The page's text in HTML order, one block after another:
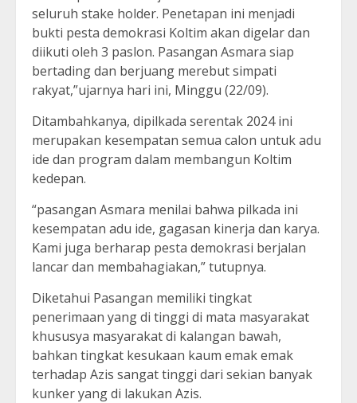
seluruh stake holder. Penetapan ini menjadi
bukti pesta demokrasi Koltim akan digelar dan
diikuti oleh 3 paslon. Pasangan Asmara siap
bertading dan berjuang merebut simpati
rakyat,”ujarnya hari ini, Minggu (22/09).
Ditambahkanya, dipilkada serentak 2024 ini
merupakan kesempatan semua calon untuk adu
ide dan program dalam membangun Koltim
kedepan.
“pasangan Asmara menilai bahwa pilkada ini
kesempatan adu ide, gagasan kinerja dan karya.
Kami juga berharap pesta demokrasi berjalan
lancar dan membahagiakan,” tutupnya.
Diketahui Pasangan memiliki tingkat
penerimaan yang di tinggi di mata masyarakat
khususya masyarakat di kalangan bawah,
bahkan tingkat kesukaan kaum emak emak
terhadap Azis sangat tinggi dari sekian banyak
kunker yang di lakukan Azis.